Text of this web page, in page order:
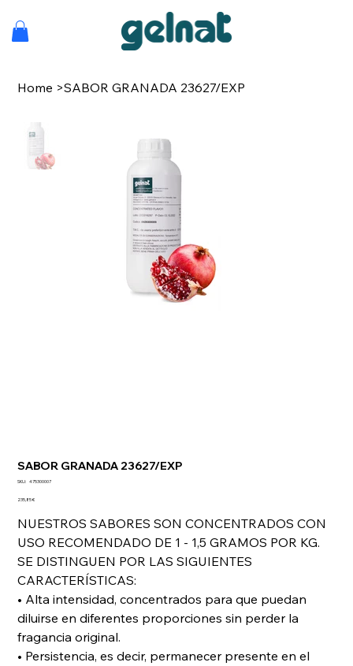
Home >SABOR GRANADA 23627/EXP
SABOR GRANADA 23627/EXP
SKU:
SKU
475300007
Precio
235,85 €
NUESTROS SABORES SON CONCENTRADOS CON
USO RECOMENDADO DE 1 - 1,5 GRAMOS POR KG.
SE DISTINGUEN POR LAS SIGUIENTES
CARACTERÍSTICAS:
• Alta intensidad, concentrados para que puedan
diluirse en diferentes proporciones sin perder la
fragancia original.
• Persistencia, es decir, permanecer presente en el